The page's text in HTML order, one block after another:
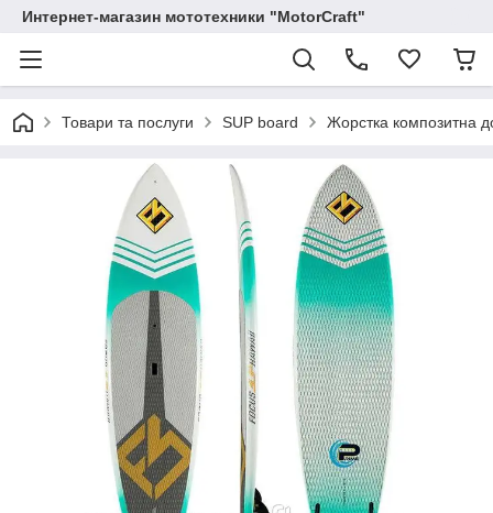
Интернет-магазин мототехники "MotorCraft"
Товари та послуги SUP board Жорстка композитна